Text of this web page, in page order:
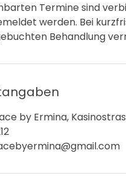
Termine sind
werden. Bei
Behandlung
by Ermina,